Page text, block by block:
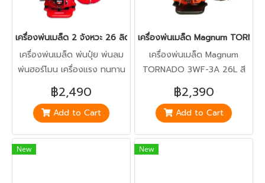
เครื่องพ่นเมล็ด 2 จังหวะ 26 ลิตร 3WF-3A Magnum
เครื่องพ่นเมล็ด พ่นปุ๋ย พ่นลม
พ่นฮอร์โมน เครื่องแรง ทนทาน
แถมอุปกรณ์พร้อมใช้งานไม่ต้อง
ซื้อเพิ่ม / มีบริการเก็บปลายทาง
฿2,490
Add to Cart
เครื่องพ่นเมล็ด Magnum
เครื่องพ่นเมล็ด Magnum
TORNADO 3WF-3A 26L สี
ส้ม ท่อดำ
฿2,390
Add to Cart
New New